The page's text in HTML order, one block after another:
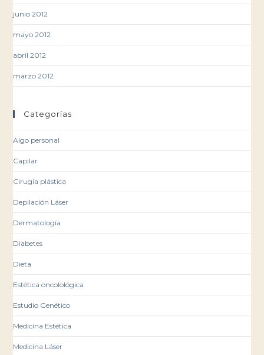
junio 2012
mayo 2012
abril 2012
marzo 2012
Categorías
Algo personal
Capilar
Cirugía plástica
Depilación Láser
Dermatología
Diabetes
Dieta
Estética oncolológica
Estudio Genético
Medicina Estética
Medicina Láser